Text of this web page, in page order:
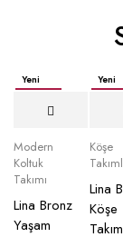
Yeni
Modern
Koltuk
Takımı
Lina Bronz
Yaşam
Yeni
Köşe
Lina
Köşe